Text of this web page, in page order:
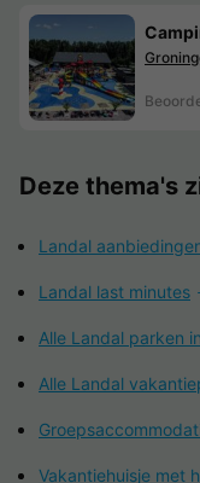
Deze thema's
Landal
Landal last minutes
Alle Landal parken
Alle Landal
Vakantiehuisje met